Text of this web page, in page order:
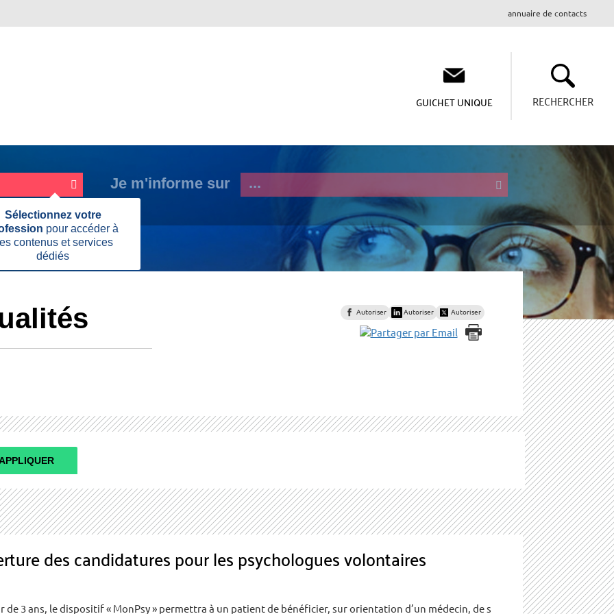
annuaire de contacts
GUICHET UNIQUE RECHERCHER
Je m'informe sur
Sélectionnez votre
pour accéder à
contenus et services
dédiés
cette
Autoriser Autoriser Autoriser
des candidatures pour les psychologues volontaires
3 ans, le dispositif « MonPsy » permettra à un patient de bénéficier, sur orientation d’un médecin, de s